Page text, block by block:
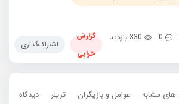
0 330 بازدید
گزارش
خرابی
اشتراک‌گذاری
های مشابه عوامل و بازیگران تریلر دیدگاه ها